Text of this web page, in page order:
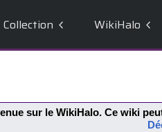
Collection WikiHalo
sur le WikiHalo. Ce wiki